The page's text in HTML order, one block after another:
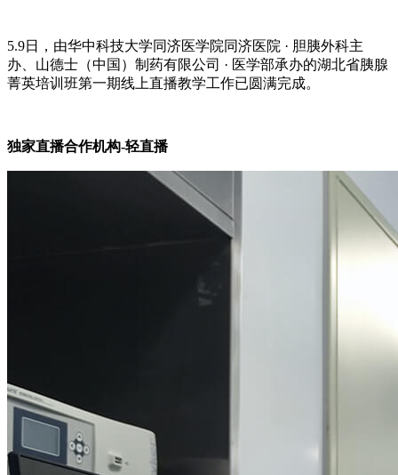
5.9日，由华中科技大学同济医学院同济医院 · 胆胰外科主
办、 山德士（中国）制药有限公司 · 医学部承办的湖北省胰腺
菁英培训班第一期线上直播教学工作已圆满完成。
独家直播合作机构-轻直播